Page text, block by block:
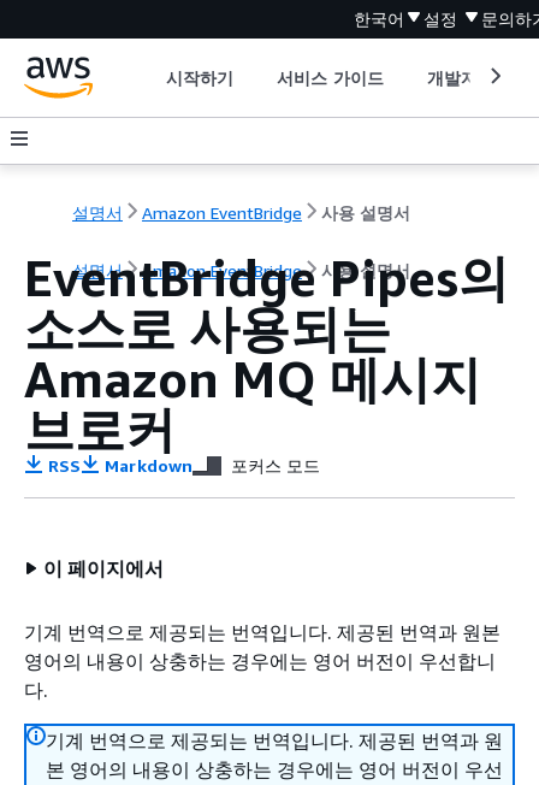
한국어 설정 문의하
시작하기 서비스 가이드 개발자 도구
설명서 Amazon EventBridge 사용 설명서
설명서 Amazon EventBridge 사용 설명서
EventBridge Pipes의
소스로 사용되는
Amazon MQ 메시지
브로커
RSS Markdown 포커스 모드
이 페이지에서
기계 번역으로 제공되는 번역입니다. 제공된 번역과 원본
영어의 내용이 상충하는 경우에는 영어 버전이 우선합니
다.
기계 번역으로 제공되는 번역입니다. 제공된 번역과 원
본 영어의 내용이 상충하는 경우에는 영어 버전이 우선